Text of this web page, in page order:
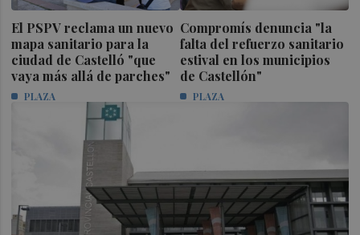
El PSPV reclama un nuevo
mapa sanitario para la
ciudad de Castelló "que
vaya más allá de parches"
PLAZA
Compromís denuncia "la
falta del refuerzo sanitario
estival en los municipios
de Castellón"
PLAZA